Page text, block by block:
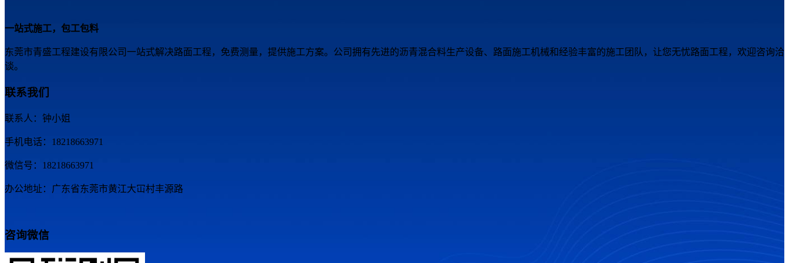
一站式施工，包工包料
东莞市青盛工程建设有限公司一站式解决路面工程，免费测量，提供施工方案。公司拥有先进的沥青混合料生产设备、路面施工机械和经验丰富的施工团队，让您无忧路面工程，欢迎咨询洽
谈。
联系我们
联系人：钟小姐
手机电话：18218663971
微信号：18218663971
办公地址：广东省东莞市黄江大冚村丰源路
咨询微信